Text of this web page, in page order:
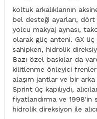
koltuk arkalıklarının
bel desteği ayarları,
yolcu makyaj aynası,
olarak güç anteni. GX üç
sahipken, hidrolik
Bazı özel baskılar da
kilitlenme önleyici
alaşım jantlar ve bir
Sprint üç kapılıydı,
fiyatlandırma ve 1998'in
hidrolik direksiyon ile